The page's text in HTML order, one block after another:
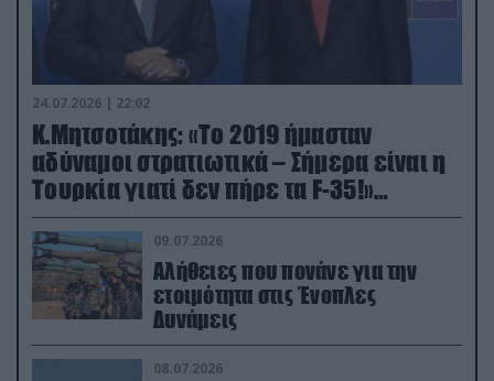
24.07.2026 | 22:02
Κ.Μητσοτάκης: «Το 2019 ήμασταν
αδύναμοι στρατιωτικά – Σήμερα είναι η
Τουρκία γιατί δεν πήρε τα F-35!»
(βίντεο)
09.07.2026
Αλήθειες που πονάνε για την
ετοιμότητα στις Ένοπλες
Δυνάμεις
08.07.2026